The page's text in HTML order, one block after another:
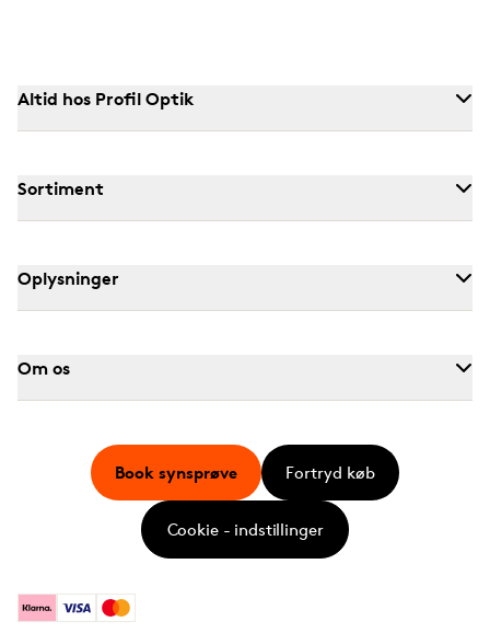
Altid hos Profil Optik
Sortiment
Oplysninger
Om os
KlarnaVisa Mastercard
Book synsprøve Fortryd køb
Cookie - indstillinger